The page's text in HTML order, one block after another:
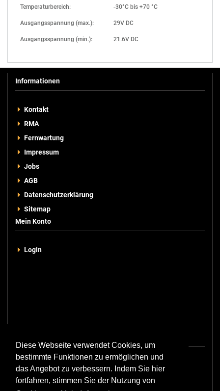
Diese Webseite verwendet Cookies, um
bestimmte Funktionen zu ermöglichen und
das Angebot zu verbessern. Indem Sie hier
fortfahren, stimmen Sie der Nutzung von
Temperaturbereich: -30°C bis +70 °C
Ausgangsspannung (max.): 29V DC
Ausgangsspannung (min.): 21.6V DC
Informationen
Kontakt
RMA
Fernwartung
Impressum
Jobs
AGB
Datenschutzerklärung
Sitemap
Mein Konto
Login
+49 211 - 229 75 921
+49 211 - 229 75 924